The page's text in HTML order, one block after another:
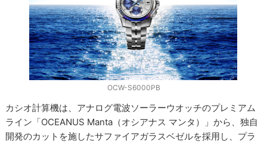
OCW-S6000PB
カシオ計算機は、アナログ電波ソーラーウオッチのプレミアム
ライン「OCEANUS Manta（オシアナス マンタ）」から、独自
開発のカットを施したサファイアガラスベゼルを採用し、プラ